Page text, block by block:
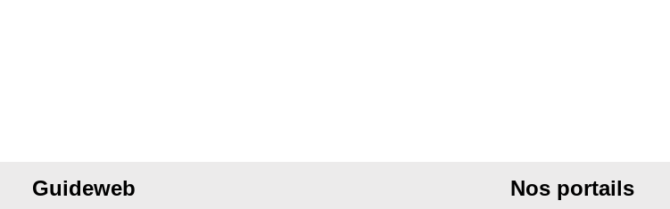
Guideweb Nos portails